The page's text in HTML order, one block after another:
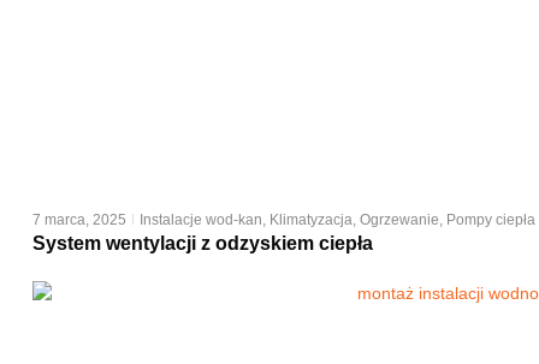
7 marca, 2025 Instalacje wod-kan Klimatyzacja Ogrzewanie Pompy ciepła
System wentylacji z odzyskiem ciepła